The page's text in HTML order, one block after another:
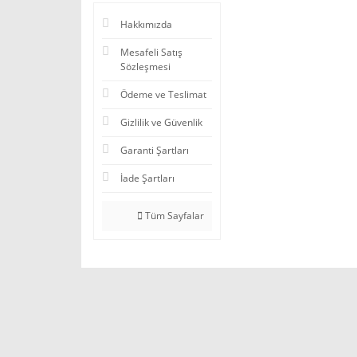
Hakkımızda
Mesafeli Satış
Sözleşmesi
Ödeme ve Teslimat
Gizlilik ve Güvenlik
Garanti Şartları
İade Şartları
Tüm Sayfalar